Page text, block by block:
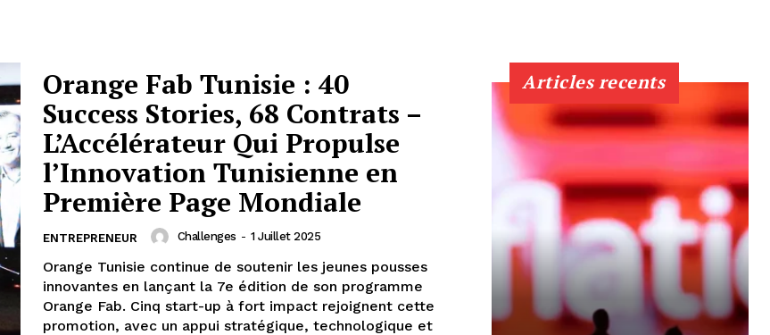
Orange Fab Tunisie : 40
Success Stories, 68 Contrats –
L’Accélérateur Qui Propulse
l’Innovation Tunisienne en
Première Page Mondiale
ENTREPRENEUR Challenges - 1 Juillet 2025
Orange Tunisie continue de soutenir les jeunes pousses
innovantes en lançant la 7e édition de son programme
Orange Fab. Cinq start-up à fort impact rejoignent cette
promotion, avec un appui stratégique, technologique et
Articles recents